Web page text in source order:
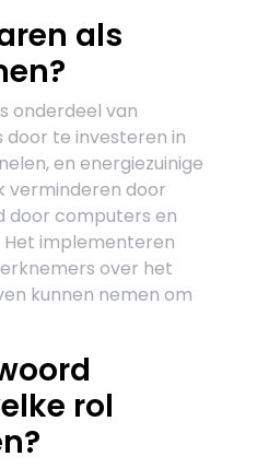
als
onderdeel van
door te investeren in
en energiezuinige
verminderen door
door computers en
Het implementeren
over het
kunnen nemen om
rol